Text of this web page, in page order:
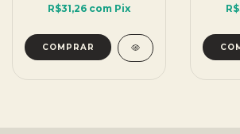
R$31,26 com Pix